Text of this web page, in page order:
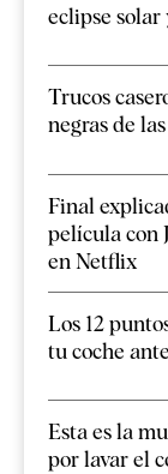
eclipse solar
Trucos
negras de
Final
película con
en Netflix
Los 12
tu coche
Esta es la
por lavar el